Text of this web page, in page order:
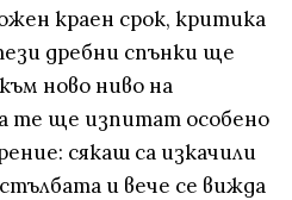
краен срок, критика
дребни спънки ще
ново ниво на
те ще изпитат особено
сякаш са изкачили
и вече се вижда